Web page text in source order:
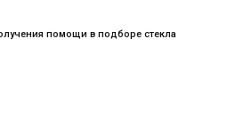
помощи в подборе стекла